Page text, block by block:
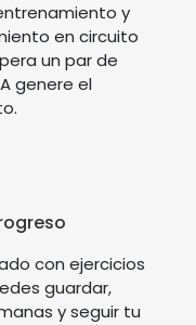
y
en circuito
un par de
genere el
con ejercicios
guardar,
y seguir tu